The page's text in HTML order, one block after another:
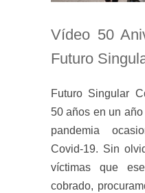
Vídeo 50
Futuro
Futuro Singular
50 años en un
pandemia
Covid-19. Sin
víctimas que
cobrado,